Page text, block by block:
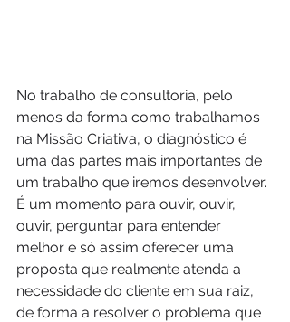
No trabalho de consultoria, pelo
menos da forma como trabalhamos
na Missão Criativa, o diagnóstico é
uma das partes mais importantes de
um trabalho que iremos desenvolver.
É um momento para ouvir, ouvir,
ouvir, perguntar para entender
melhor e só assim oferecer uma
proposta que realmente atenda a
necessidade do cliente em sua raiz,
de forma a resolver o problema que